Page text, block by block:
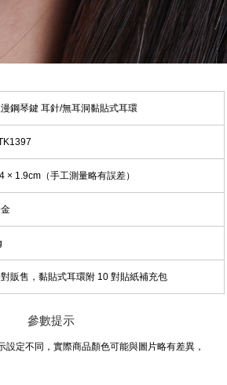
鋼琴鍵 耳針/無耳洞黏貼式耳環
× 1.9cm（手工測量略有誤差）
販售，黏貼式耳環附 10 對貼紙補充包
參數提示
設定不同，實際商品顏色可能與圖片略有差異，